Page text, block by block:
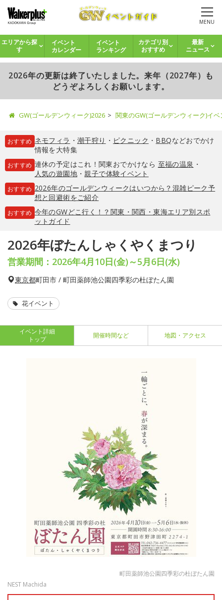
MENU
エリアから探
す
イベント
カレンダー
イベント
ランキング
カテゴリ別
おすすめ
最新
ニュース
2026年の更新は終了いたしました。来年（2027年）も
どうぞよろしくお願いします。
GW(ゴールデンウィーク)2026 関東のGW(ゴールデンウィーク)イ
おすすめ ネモフィラ ・ 潮干狩り ・ ピクニック ・ BBQなどおでかけ
情報を大特集
おすすめ 連休の予定はこれ！関東おでかけなら 至福の温泉 ・
人気の遊園地・親子で体験イベント
おすすめ 2026年のゴールデンウィークはいつから？混雑ピーク予
想と回避術をご紹介
おすすめ 今年のGWどこ行く！？関東・関西・東海エリア別スポ
ットガイド
2026年ぼたんしゃくやくまつり
営業期間：2026年4月10日(金)～5月6日(水)
東京都町田市 / 町田薬師池公園四季彩の杜ぼたん園
花イベント
イベント詳細
トップ
開催時間など 地図・アクセス
町田薬師池公園四季彩の杜ぼたん園
NEST Machida